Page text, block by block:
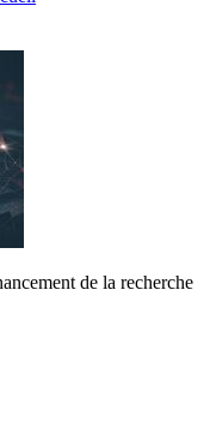
de la recherche